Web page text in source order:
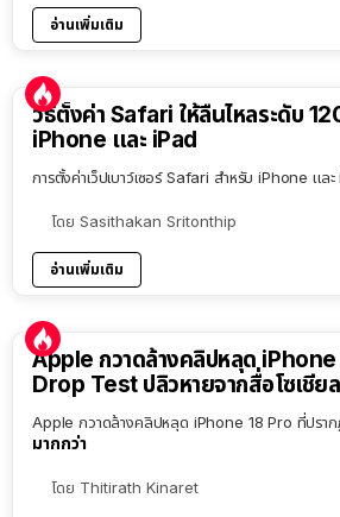
อ่านเพิ่มเติม
วิธีตั้งค่า Safari ให้ลื่นไหลระดับ
iPhone และ iPad
การตั้งค่าเว็ปเบาว์เซอร์ Safari สำหรับ iPhone แล
โดย Sasithakan Sritonthip
อ่านเพิ่มเติม
Apple กวาดล้างคลิปหลุด iPhone
Drop Test ปลิวหายจากสื่อโซเชียล
Apple กวาดล้างคลิปหลุด iPhone 18 Pro ที่ปรา
มากกว่า
โดย Thitirath Kinaret